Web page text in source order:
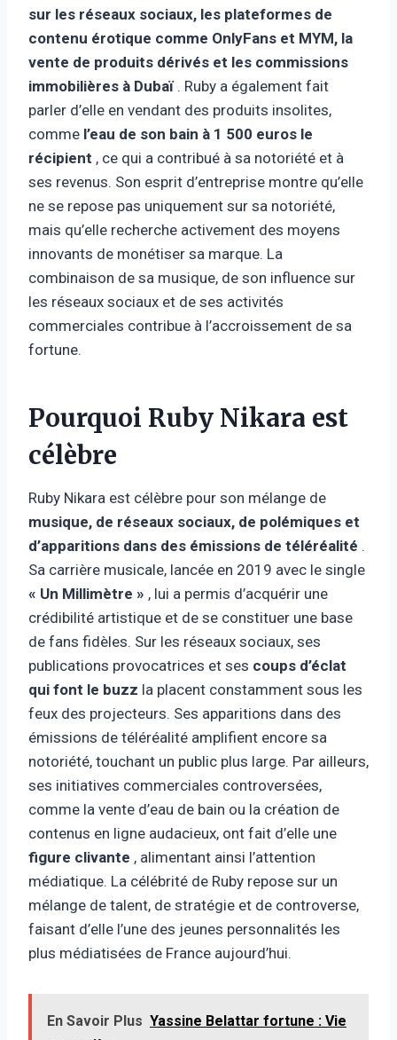
sur les réseaux sociaux, les plateformes de
contenu érotique comme OnlyFans et MYM, la
vente de produits dérivés et les commissions
immobilières à Dubaï. Ruby a également fait
parler d’elle en vendant des produits insolites,
comme l’eau de son bain à 1 500 euros le
récipient , ce qui a contribué à sa notoriété et à
ses revenus. Son esprit d’entreprise montre qu’elle
ne se repose pas uniquement sur sa notoriété,
mais qu’elle recherche activement des moyens
innovants de monétiser sa marque. La
combinaison de sa musique, de son influence sur
les réseaux sociaux et de ses activités
commerciales contribue à l’accroissement de sa
fortune.
Pourquoi Ruby Nikara est
célèbre
Ruby Nikara est célèbre pour son mélange de
musique, de réseaux sociaux, de polémiques et
d’apparitions dans des émissions de téléréalité .
Sa carrière musicale, lancée en 2019 avec le single
« Un Millimètre » , lui a permis d’acquérir une
crédibilité artistique et de se constituer une base
de fans fidèles. Sur les réseaux sociaux, ses
publications provocatrices et ses coups d’éclat
qui font le buzz la placent constamment sous les
feux des projecteurs. Ses apparitions dans des
émissions de téléréalité amplifient encore sa
notoriété, touchant un public plus large. Par ailleurs,
ses initiatives commerciales controversées,
comme la vente d’eau de bain ou la création de
contenus en ligne audacieux, ont fait d’elle une
figure clivante , alimentant ainsi l’attention
médiatique. La célébrité de Ruby repose sur un
mélange de talent, de stratégie et de controverse,
faisant d’elle l’une des jeunes personnalités les
plus médiatisées de France aujourd’hui.
En Savoir Plus Yassine Belattar fortune : Vie